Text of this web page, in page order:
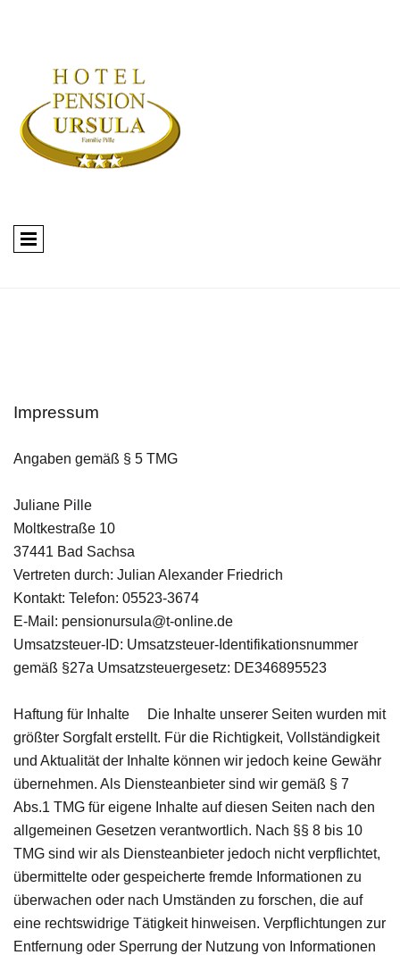
Impressum
Angaben gemäß § 5 TMG
Juliane Pille
Moltkestraße 10
37441 Bad Sachsa
Vertreten durch: Julian Alexander Friedrich
Kontakt: Telefon: 05523-3674
E-Mail: pensionursula@t-online.de
Umsatzsteuer-ID: Umsatzsteuer-Identifikationsnummer
gemäß §27a Umsatzsteuergesetz: DE346895523
Haftung für Inhalte Die Inhalte unserer Seiten wurden mit
größter Sorgfalt erstellt. Für die Richtigkeit, Vollständigkeit
und Aktualität der Inhalte können wir jedoch keine Gewähr
übernehmen. Als Diensteanbieter sind wir gemäß § 7
Abs.1 TMG für eigene Inhalte auf diesen Seiten nach den
allgemeinen Gesetzen verantwortlich. Nach §§ 8 bis 10
TMG sind wir als Diensteanbieter jedoch nicht verpflichtet,
übermittelte oder gespeicherte fremde Informationen zu
überwachen oder nach Umständen zu forschen, die auf
eine rechtswidrige Tätigkeit hinweisen. Verpflichtungen zur
Entfernung oder Sperrung der Nutzung von Informationen